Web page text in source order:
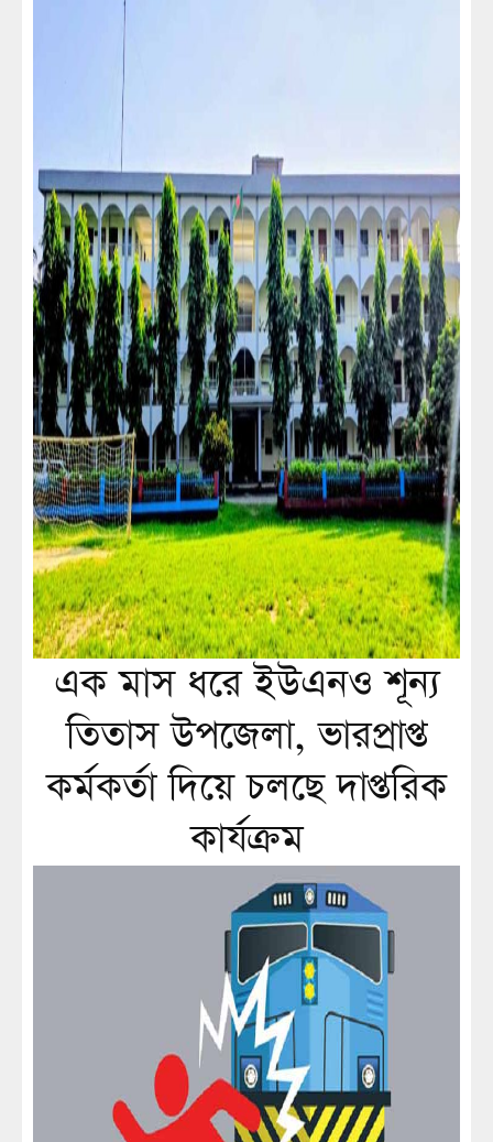
এক মাস ধরে ইউএনও শূন্য
তিতাস উপজেলা, ভারপ্রাপ্ত
কর্মকর্তা দিয়ে চলছে দাপ্তরিক
কার্যক্রম